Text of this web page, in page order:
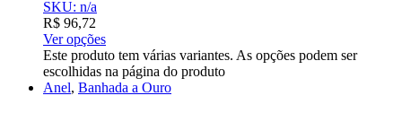
SKU: n/a
R$ 96,72
Ver opções
Este produto tem várias variantes. As opções podem ser
escolhidas na página do produto
Anel, Banhada a Ouro